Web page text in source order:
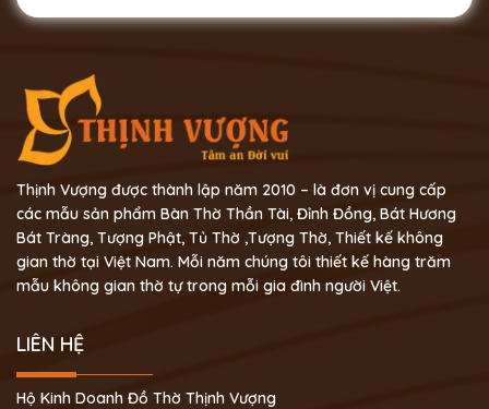
Thịnh Vượng được thành lập năm 2010 – là đơn vị cung cấp
các mẫu sản phẩm Bàn Thờ Thần Tài, Đỉnh Đồng, Bát Hương
Bát Tràng, Tượng Phật, Tủ Thờ ,Tượng Thờ, Thiết kế không
gian thờ tại Việt Nam. Mỗi năm chúng tôi thiết kế hàng trăm
mẫu không gian thờ tự trong mỗi gia đình người Việt.
LIÊN HỆ
Hộ Kinh Doanh Đồ Thờ Thịnh Vượng